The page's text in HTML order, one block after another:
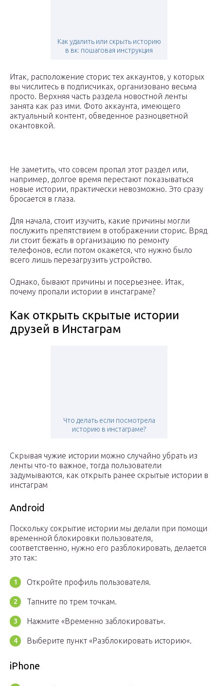
Как удалить или скрыть историю
в вк: пошаговая инструкция
Итак, расположение сторис тех аккаунтов, у которых
вы числитесь в подписчиках, организовано весьма
просто. Верхняя часть раздела новостной ленты
занята как раз ими. Фото аккаунта, имеющего
актуальный контент, обведенное разноцветной
окантовкой.
Не заметить, что совсем пропал этот раздел или,
например, долгое время перестают показываться
новые истории, практически невозможно. Это сразу
бросается в глаза.
Для начала, стоит изучить, какие причины могли
послужить препятствием в отображении сторис. Вряд
ли стоит бежать в организацию по ремонту
телефонов, если потом окажется, что нужно было
всего лишь перезагрузить устройство.
Однако, бывают причины и посерьезнее. Итак,
почему пропали истории в инстаграме?
Как открыть скрытые истории
друзей в Инстаграм
Что делать если посмотрела
историю в инстаграме?
Скрывая чужие истории можно случайно убрать из
ленты что-то важное, тогда пользователи
задумываются, как открыть ранее скрытые истории в
инстаграм
Android
Поскольку сокрытие истории мы делали при помощи
временной блокировки пользователя,
соответственно, нужно его разблокировать, делается
это так:
Откройте профиль пользователя.
Тапните по трем точкам.
Нажмите «Временно заблокировать«.
Выберите пункт «Разблокировать историю«.
iPhone